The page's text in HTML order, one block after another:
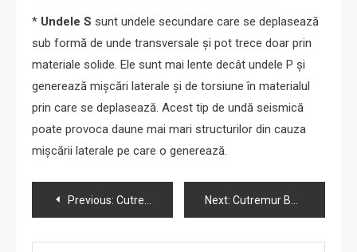
* Undele S sunt undele secundare care se deplasează
sub formă de unde transversale și pot trece doar prin
materiale solide. Ele sunt mai lente decât undele P și
generează mișcări laterale și de torsiune în materialul
prin care se deplasează. Acest tip de undă seismică
poate provoca daune mai mari structurilor din cauza
mișcării laterale pe care o generează.
Navigare
în
Previous: Cutremur Buzău 16-09-2024 ora 17:41 Next: Cutremur Buzău 16-09-2024 ora 17:41